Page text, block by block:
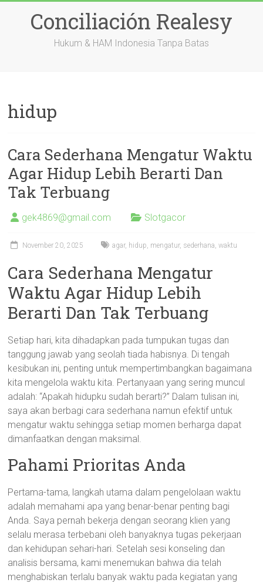
Conciliación Realesy
Hukum & HAM Indonesia Tanpa Batas
hidup
Cara Sederhana Mengatur Waktu
Agar Hidup Lebih Berarti Dan
Tak Terbuang
gek4869@gmail.com Slotgacor
November 20, 2025 agar, hidup, mengatur, sederhana,waktu
Cara Sederhana Mengatur
Waktu Agar Hidup Lebih
Berarti Dan Tak Terbuang
Setiap hari, kita dihadapkan pada tumpukan tugas dan
tanggung jawab yang seolah tiada habisnya. Di tengah
kesibukan ini, penting untuk mempertimbangkan bagaimana
kita mengelola waktu kita. Pertanyaan yang sering muncul
adalah: “Apakah hidupku sudah berarti?” Dalam tulisan ini,
saya akan berbagi cara sederhana namun efektif untuk
mengatur waktu sehingga setiap momen berharga dapat
dimanfaatkan dengan maksimal.
Pahami Prioritas Anda
Pertama-tama, langkah utama dalam pengelolaan waktu
adalah memahami apa yang benar-benar penting bagi
Anda. Saya pernah bekerja dengan seorang klien yang
selalu merasa terbebani oleh banyaknya tugas pekerjaan
dan kehidupan sehari-hari. Setelah sesi konseling dan
analisis bersama, kami menemukan bahwa dia telah
menghabiskan terlalu banyak waktu pada kegiatan yang